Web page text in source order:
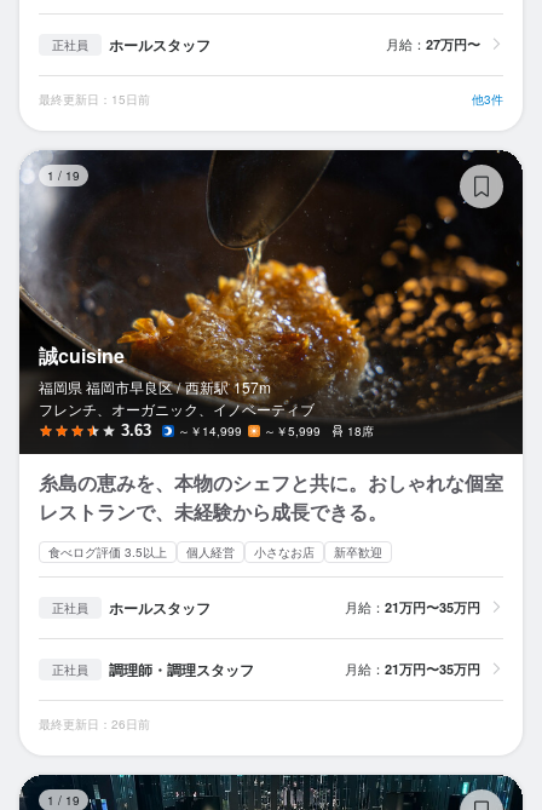
正社員 ホールスタッフ 月給： 27万円〜
最終更新日：15日前 他3件
1 / 19
誠cuisine
福岡県 福岡市早良区 / 西新駅 157m
フレンチ、オーガニック、イノベーティブ
3.63 ～￥14,999 ～￥5,999 18席
糸島の恵みを、本物のシェフと共に。おしゃれな個室
レストランで、未経験から成長できる。
食べログ評価 3.5以上 個人経営 小さなお店 新卒歓迎
正社員 ホールスタッフ 月給： 21万円〜35万円
正社員 調理師・調理スタッフ 月給： 21万円〜35万円
最終更新日：26日前
1 / 19